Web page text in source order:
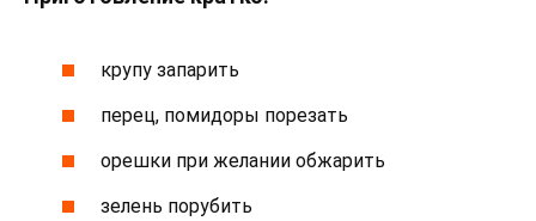
крупу запарить
перец, помидоры порезать
орешки при желании обжарить
зелень порубить